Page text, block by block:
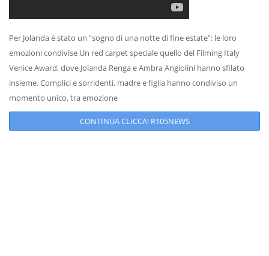
Per Jolanda è stato un “sogno di una notte di fine estate”: le loro
emozioni condivise Un red carpet speciale quello del Filming Italy
Venice Award, dove Jolanda Renga e Ambra Angiolini hanno sfilato
insieme. Complici e sorridenti, madre e figlia hanno condiviso un
momento unico, tra emozione
CONTINUA CLICCA! R105NEWS